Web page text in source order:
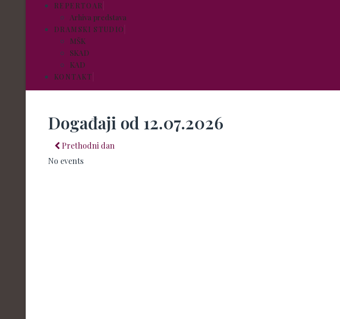
REPERTOAR
Arhiva predstava
DRAMSKI STUDIO
MŠK
SKAD
KAD
KONTAKT
Događaji od 12.07.2026
Prethodni dan
No events